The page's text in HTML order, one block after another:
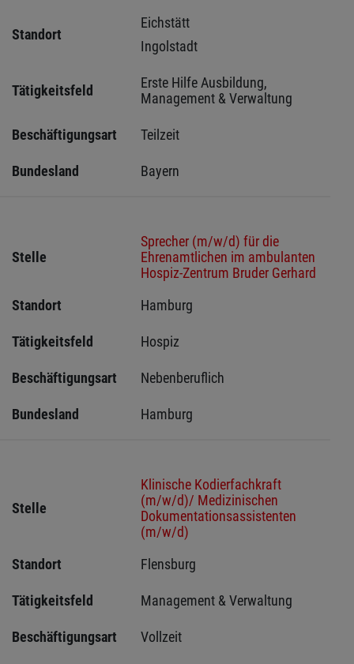
Standort
Eichstätt
Ingolstadt
Tätigkeitsfeld
Erste Hilfe Ausbildung,
Management & Verwaltung
Beschäftigungsart Teilzeit
Bundesland Bayern
Stelle
Sprecher (m/w/d) für die
Ehrenamtlichen im ambulanten
Hospiz-Zentrum Bruder Gerhard
Standort
Hamburg
Tätigkeitsfeld Hospiz
Beschäftigungsart Nebenberuflich
Bundesland Hamburg
Stelle
Klinische Kodierfachkraft
(m/w/d)/ Medizinischen
Dokumentationsassistenten
(m/w/d)
Standort
Flensburg
Tätigkeitsfeld Management & Verwaltung
Beschäftigungsart Vollzeit